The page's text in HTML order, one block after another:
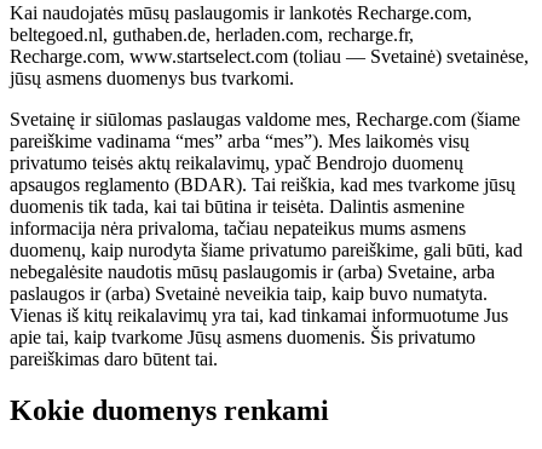
Kai naudojatės mūsų paslaugomis ir lankotės Recharge.com,
beltegoed.nl, guthaben.de, herladen.com, recharge.fr,
Recharge.com, www.startselect.com (toliau — Svetainė) svetainėse,
jūsų asmens duomenys bus tvarkomi.
Svetainę ir siūlomas paslaugas valdome mes, Recharge.com (šiame
pareiškime vadinama “mes” arba “mes”). Mes laikomės visų
privatumo teisės aktų reikalavimų, ypač Bendrojo duomenų
apsaugos reglamento (BDAR). Tai reiškia, kad mes tvarkome jūsų
duomenis tik tada, kai tai būtina ir teisėta. Dalintis asmenine
informacija nėra privaloma, tačiau nepateikus mums asmens
duomenų, kaip nurodyta šiame privatumo pareiškime, gali būti, kad
nebegalėsite naudotis mūsų paslaugomis ir (arba) Svetaine, arba
paslaugos ir (arba) Svetainė neveikia taip, kaip buvo numatyta.
Vienas iš kitų reikalavimų yra tai, kad tinkamai informuotume Jus
apie tai, kaip tvarkome Jūsų asmens duomenis. Šis privatumo
pareiškimas daro būtent tai.
Kokie duomenys renkami